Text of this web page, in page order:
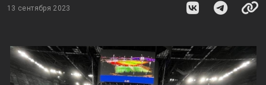
13 сентября 2023